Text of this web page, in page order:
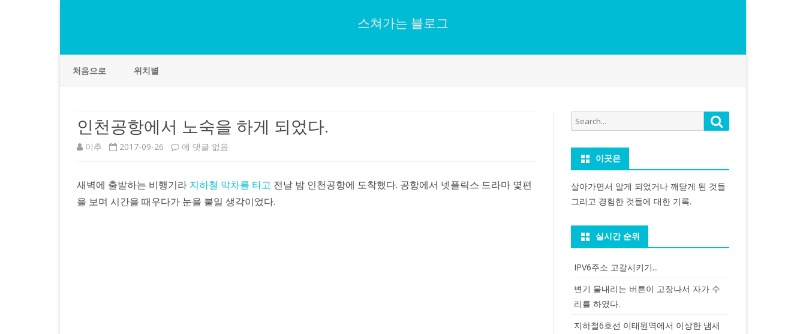
스쳐가는 블로그
처음으로 위치별
인천공항에서 노숙을 하게 되었다.
이추 2017-09-26
인
공
항
에 댓글 없음
새벽에 출발하는 비행기라 지하철 막차를 타고 전날 밤 인천공항에 도착했다. 공항에서 넷플릭스 드라마 몇편
을 보며 시간을 때우다가 눈을 붙일 생각이었다.
Search
for:
이곳은
살아가면서 알게 되었거나 깨닫게 된 것들
그리고 경험한 것들에 대한 기록.
실시간 순위
IPV6주소 고갈시키기...
변기 물내리는 버튼이 고장나서 자가 수
리를 하였다.
지하철6호선 이태원역에서 이상한 냄새